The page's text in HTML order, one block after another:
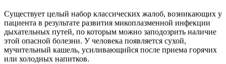
Существует целый набор классических жалоб, возникающих у
пациента в результате развития микоплазменной инфекции
дыхательных путей, по которым можно заподозрить наличие
этой опасной болезни. У человека появляется сухой,
мучительный кашель, усиливающийся после приема горячих
или холодных напитков.